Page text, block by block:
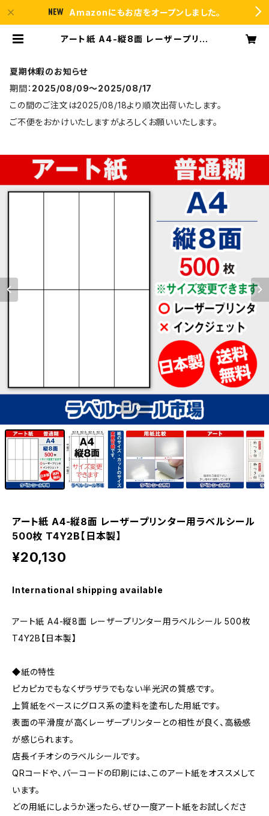
Amazonにもお店をオープンしました。
アート紙 A4-縦8面 レーザープリン
夏期休暇のお知らせ
期間： 2025/08/09〜2025/08/17
この間のご注文は2025/08/18より順次出荷いたします。
ご不便をおかけいたしますがよろしくお願いいたします。
1/6
アート紙 A4-縦8面 レーザープリンター用ラベルシール
500枚 T4Y2B【日本製】
¥20,130
International shipping available
アート紙 A4-縦8面 レーザープリンター用ラベルシール 500枚
T4Y2B【日本製】
◆紙の特性
ピカピカでもなくザラザラでもない半光沢の質感です。
上質紙をベースにグロス系の塗料を塗布した用紙です。
表面の平滑度が高くレーザープリンターとの相性が良く、高級感
が感じられます。
店長イチオシのラベルシールです。
QRコードや、バーコードの印刷には、このアート紙をオススメして
います。
どの用紙にしようか迷ったら、ぜひ一度アート紙をお試しくださ